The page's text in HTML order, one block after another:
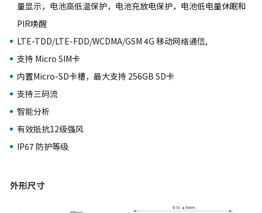
量显示，电池高低温保护，电池充放电保护，电池低电量休眠和
PIR唤醒
LTE-TDD/LTE-FDD/WCDMA/GSM 4G 移动网络通信,
支持 Micro SIM卡
内置Micro-SD卡槽，最大支持 256GB SD卡
支持三码流
智能分析
有效抵抗12级强风
IP67 防护等级
外形尺寸